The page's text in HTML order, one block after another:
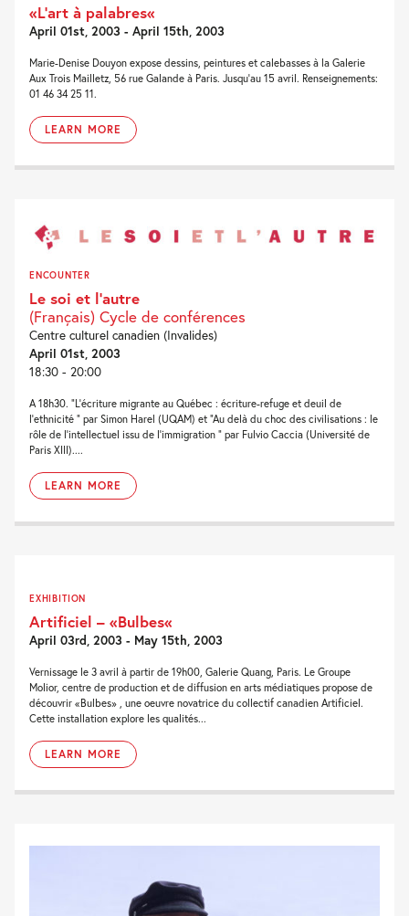
«L’art à palabres«
April 01st, 2003 - April 15th, 2003
Marie-Denise Douyon expose dessins, peintures et calebasses à la Galerie
Aux Trois Mailletz, 56 rue Galande à Paris. Jusqu'au 15 avril. Renseignements:
01 46 34 25 11.
LEARN MORE
ENCOUNTER
Le soi et l’autre
(Français) Cycle de conférences
Centre culturel canadien (Invalides)
April 01st, 2003
18:30 - 20:00
A 18h30. “L’écriture migrante au Québec : écriture-refuge et deuil de
l’ethnicité “ par Simon Harel (UQAM) et “Au delà du choc des civilisations : le
rôle de l’intellectuel issu de l’immigration ” par Fulvio Caccia (Université de
Paris XIII)....
LEARN MORE
EXHIBITION
Artificiel – «Bulbes«
April 03rd, 2003 - May 15th, 2003
Vernissage le 3 avril à partir de 19h00, Galerie Quang, Paris. Le Groupe
Molior, centre de production et de diffusion en arts médiatiques propose de
découvrir «Bulbes» , une oeuvre novatrice du collectif canadien Artificiel.
Cette installation explore les qualités...
LEARN MORE